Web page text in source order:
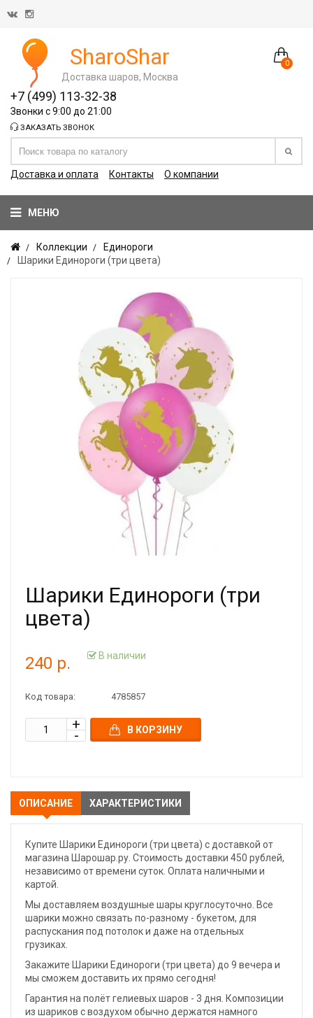
0
SharoShar
Доставка шаров, Москва
+7 (499) 113-32-38
Звонки с 9:00 до 21:00
ЗАКАЗАТЬ ЗВОНОК
Доставка и оплата Контакты О компании
МЕНЮ
Коллекции
Единороги
Шарики Единороги (три цвета)
Шарики Единороги (три
цвета)
240 р. В наличии
Код товара: 4785857
В КОРЗИНУ
ОПИСАНИЕ ХАРАКТЕРИСТИКИ
Купите Шарики Единороги (три цвета) с доставкой от
магазина Шарошар.ру. Стоимость доставки 450 рублей,
независимо от времени суток. Оплата наличными и
картой.
Мы доставляем воздушные шары круглосуточно. Все
шарики можно связать по-разному - букетом, для
распускания под потолок и даже на отдельных
грузиках.
Закажите Шарики Единороги (три цвета) до 9 вечера и
мы сможем доставить их прямо сегодня!
Гарантия на полёт гелиевых шаров - 3 дня. Композиции
из шариков с воздухом обычно держатся намного